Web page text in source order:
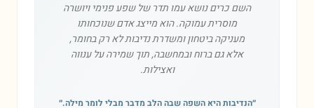
השם כרים נושא עמו תדר של שפע פנימי ויושרה
מוסרית עמוקה. הוא מייצג אדם שנוכחותו
מעניקה ביטחון ומשדרת נדיבות לא רק בחומר,
אלא גם ברוח ובמחשבה, תוך שמירה על ענווה
ואצילות.
״הנדיבות היא השפה שבה הלב מדבר מבלי לומר מילה.״